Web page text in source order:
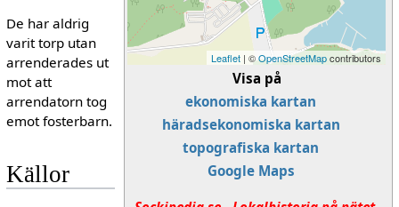
Leaflet | ©OpenStreetMapcontributors
Visa på
ekonomiska kartan
häradsekonomiska kartan
topografiska kartan
Google Maps
De har aldrig
varit torp utan
arrenderades ut
mot att
arrendatorn tog
emot fosterbarn.
Källor